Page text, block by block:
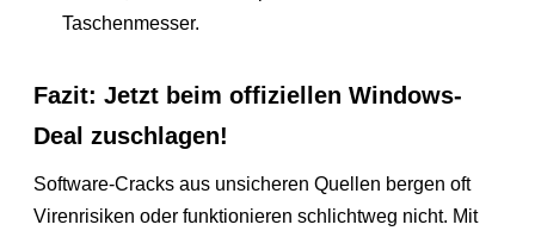
Taschenmesser.
Fazit: Jetzt beim offiziellen Windows-
Deal zuschlagen!
Software-Cracks aus unsicheren Quellen bergen oft
Virenrisiken oder funktionieren schlichtweg nicht. Mit